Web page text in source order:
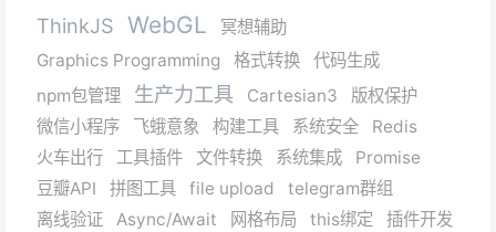
ThinkJS WebGL
冥想辅助
Graphics Programming
格式转换
代码生成
npm包管理
生产力工具 Cartesian3
版权保护
微信小程序
飞蛾意象 构建工具 系统安全
Redis
火车出行
工具插件 文件转换 系统集成
Promise
豆瓣API
拼图工具 file upload
telegram群组
离线验证
Async/Await 网格布局 this绑定
插件开发